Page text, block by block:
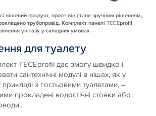
нішевий продукт, проте він стане зручним рішенням,
трубопровід. Комплект панелі TECEprofil
унітазу у складних умовах.
для туалету
TECEprofil дає змогу швидко і
сантехнічні модулі в нішах, як у
з гостьовими туалетами, –
прокладені водостічні стояки або